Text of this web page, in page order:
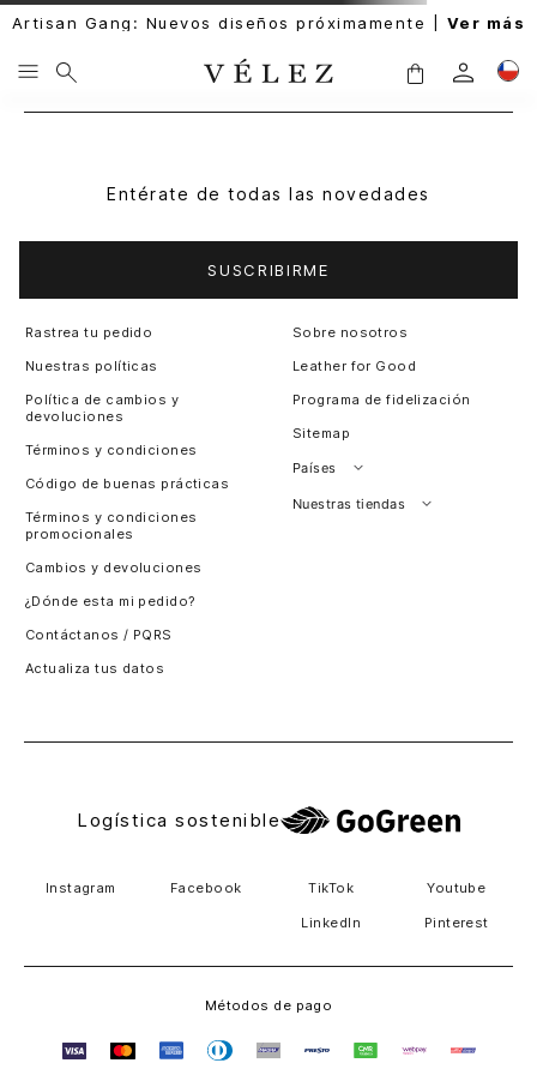
Artisan Gang: Nuevos diseños próximamente | Ver más
Entérate de todas las novedades
SUSCRIBIRME
Rastrea tu pedido
Nuestras políticas
Política de cambios y
devoluciones
Términos y condiciones
Código de buenas prácticas
Términos y condiciones
promocionales
Cambios y devoluciones
¿Dónde esta mi pedido?
Contáctanos / PQRS
Actualiza tus datos
Sobre nosotros
Leather for Good
Programa de fidelización
Sitemap
Países
Perú
Nuestras tiendas
Logística sostenible
Instagram Facebook TikTok Youtube
LinkedIn Pinterest
Métodos de pago